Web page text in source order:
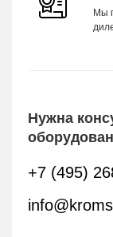
Мы
Нужна
+7 (495)